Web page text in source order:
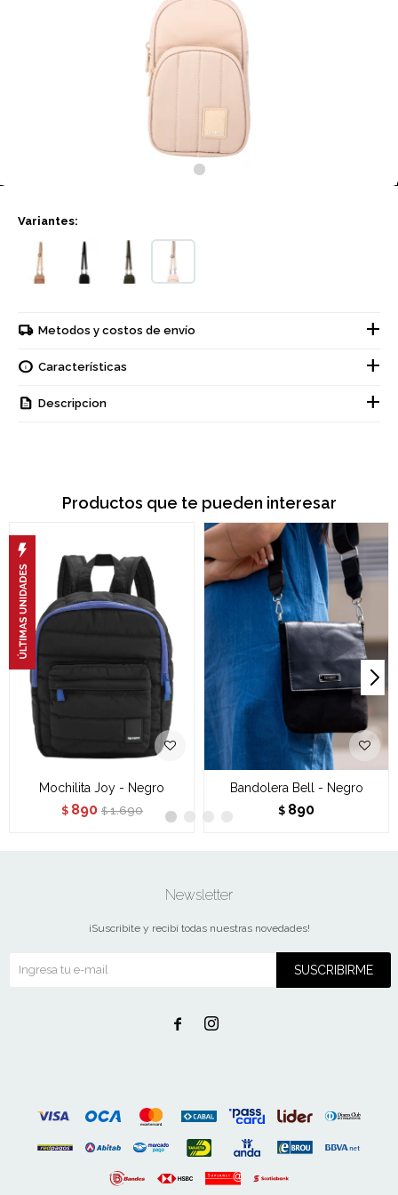
Variantes:
Metodos y costos de envío
Características
Descripcion
Productos que te pueden interesar
Mochilita Joy - Negro
$ 890 $ 1.690
Bandolera Bell - Negro
$ 890
Newsletter
¡Suscribite y recibí todas nuestras novedades!
SUSCRIBIRME
 